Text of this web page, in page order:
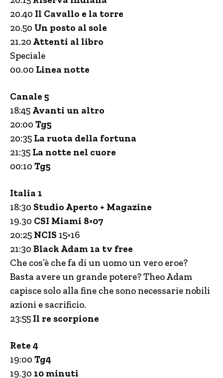
20.40 Il Cavallo e la torre
20.50 Un posto al sole
21.20 Attenti al libro
Speciale
00.00 Linea notte
Canale 5
18:45 Avanti un altro
20:00 Tg5
20:35 La ruota della fortuna
21:35 La notte nel cuore
00:10 Tg5
Italia 1
18:30 Studio Aperto + Magazine
19.30 CSI Miami 8×07
20:25 NCIS 15×16
21:30 Black Adam 1a tv free
Che cos’è che fa di un uomo un vero eroe?
Basta avere un grande potere? Theo Adam
capisce solo alla fine che sono necessarie nobili
azioni e sacrificio.
23:55 Il re scorpione
Rete 4
19:00 Tg4
19.30 10 minuti